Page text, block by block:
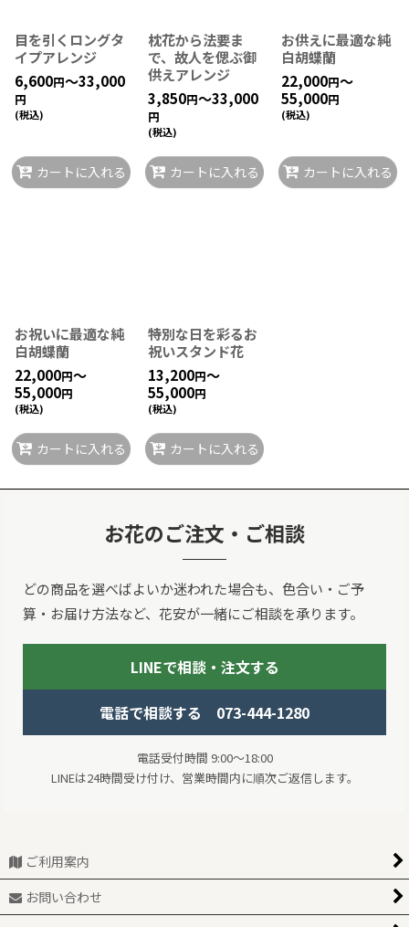
目を引くロングタ
イプアレンジ
6,600円～33,000
円
(税込)
カートに入れる
枕花から法要ま
で、故人を偲ぶ御
供えアレンジ
3,850円～33,000
円
(税込)
カートに入れる
お供えに最適な純
白胡蝶蘭
22,000円～
55,000円
(税込)
カートに入れる
お祝いに最適な純
白胡蝶蘭
22,000円～
55,000円
(税込)
カートに入れる
特別な日を彩るお
祝いスタンド花
13,200円～
55,000円
(税込)
カートに入れる
お花のご注文・ご相談
どの商品を選べばよいか迷われた場合も、色合い・ご予
算・お届け方法など、花安が一緒にご相談を承ります。
LINEで相談・注文する
電話で相談する 073-444-1280
電話受付時間 9:00～18:00
LINEは24時間受け付け、営業時間内に順次ご返信します。
ご利用案内
お問い合わせ